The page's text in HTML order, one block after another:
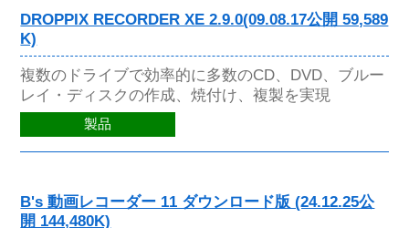
DROPPIX RECORDER XE 2.9.0(09.08.17公開 59,589
K)
複数のドライブで効率的に多数のCD、DVD、ブルー
レイ・ディスクの作成、焼付け、複製を実現
製品
B's 動画レコーダー 11 ダウンロード版 (24.12.25公
開 144,480K)